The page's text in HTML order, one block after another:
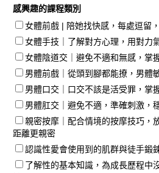
感興趣的課程類別
女體前戲 | 陪她找快感，每處逗留
女體手技｜了解對方心理，用對力
女體陰道交｜避免不適和無感，掌
男體前戲｜從頭到腳都能撩，男體
男體口交｜口交不該是活受罪，掌
男體肛交｜避免不適，準確刺激，
親密按摩｜配合情境的按摩技巧，
距離更親密
認識性愛會使用到的肌群與徒手鍛
了解性的基本知識，為成長歷程中